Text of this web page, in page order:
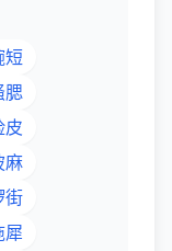
短
腮
皮
麻
街
犀